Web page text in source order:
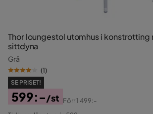
Thor loungestol utomhus i konstrotting
sittdyna
Grå
(1)
SE PRISET!
Pris
599:-/st
Original
Förr1 499:-